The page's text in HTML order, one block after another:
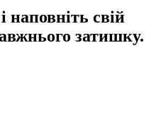
наповніть свій
затишку.